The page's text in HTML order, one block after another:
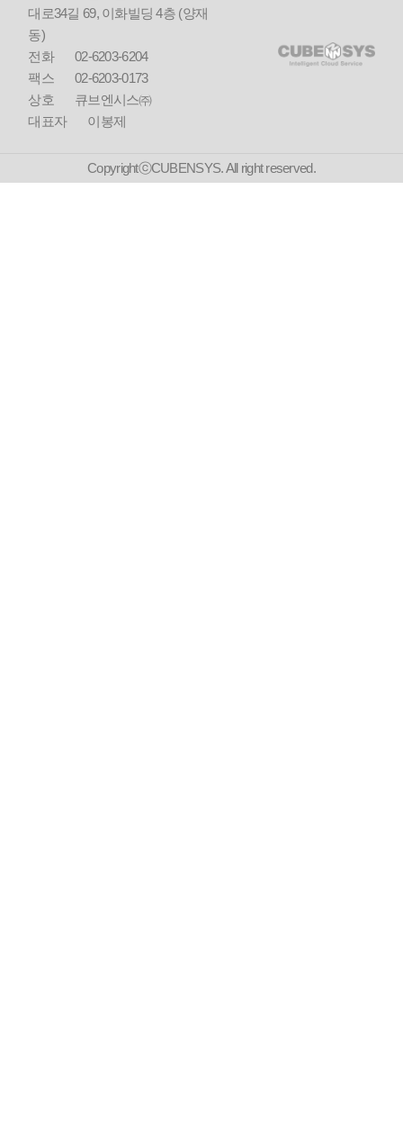
대로34길 69, 이화빌딩 4층 (양재
동)
전화
02-6203-6204
팩스
02-6203-0173
상호
큐브엔시스㈜
대표자
이봉제
CopyrightⓒCUBENSYS. All right reserved.